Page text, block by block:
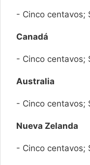
- Cinco centavos;
Canadá
- Cinco centavos;
Australia
- Cinco centavos;
Nueva Zelanda
- Cinco centavos;